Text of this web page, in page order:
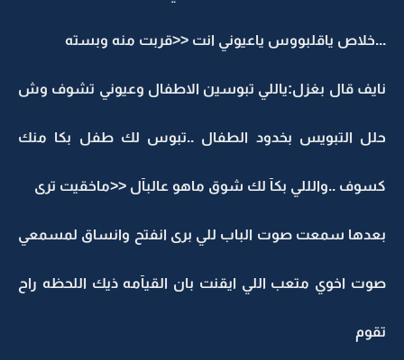
...خلاص ياقلبووس ياعيوني انت <<قربت منه وبسته
نايف قال بغزل:ياللي تبوسين الاطفال وعيوني تشوف وش
حلل التبويس بخدود الطفال ..تبوس لك طفل بكا منك
كسوف ..والللي بكآ لك شوق ماهو عالبآل <<ماخقيت ترى
بعدها سمعت صوت الباب للي برى انفتح وانساق لمسمعي
صوت اخوي متعب اللي ايقنت بان القيآمه ذيك اللحظه راح
تقوم